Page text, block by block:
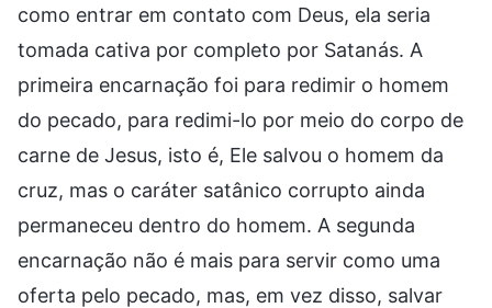
como entrar em contato com Deus, ela seria
tomada cativa por completo por Satanás. A
primeira encarnação foi para redimir o homem
do pecado, para redimi-lo por meio do corpo de
carne de Jesus, isto é, Ele salvou o homem da
cruz, mas o caráter satânico corrupto ainda
permaneceu dentro do homem. A segunda
encarnação não é mais para servir como uma
oferta pelo pecado, mas, em vez disso, salvar